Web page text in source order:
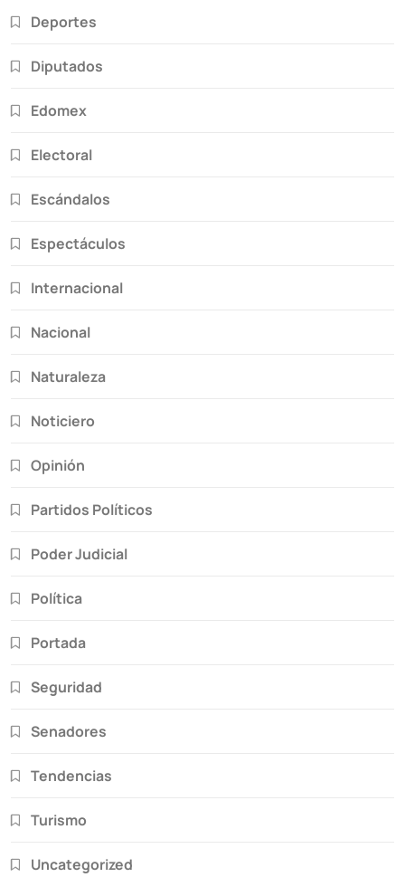
Deportes
Diputados
Edomex
Electoral
Escándalos
Espectáculos
Internacional
Nacional
Naturaleza
Noticiero
Opinión
Partidos Políticos
Poder Judicial
Política
Portada
Seguridad
Senadores
Tendencias
Turismo
Uncategorized